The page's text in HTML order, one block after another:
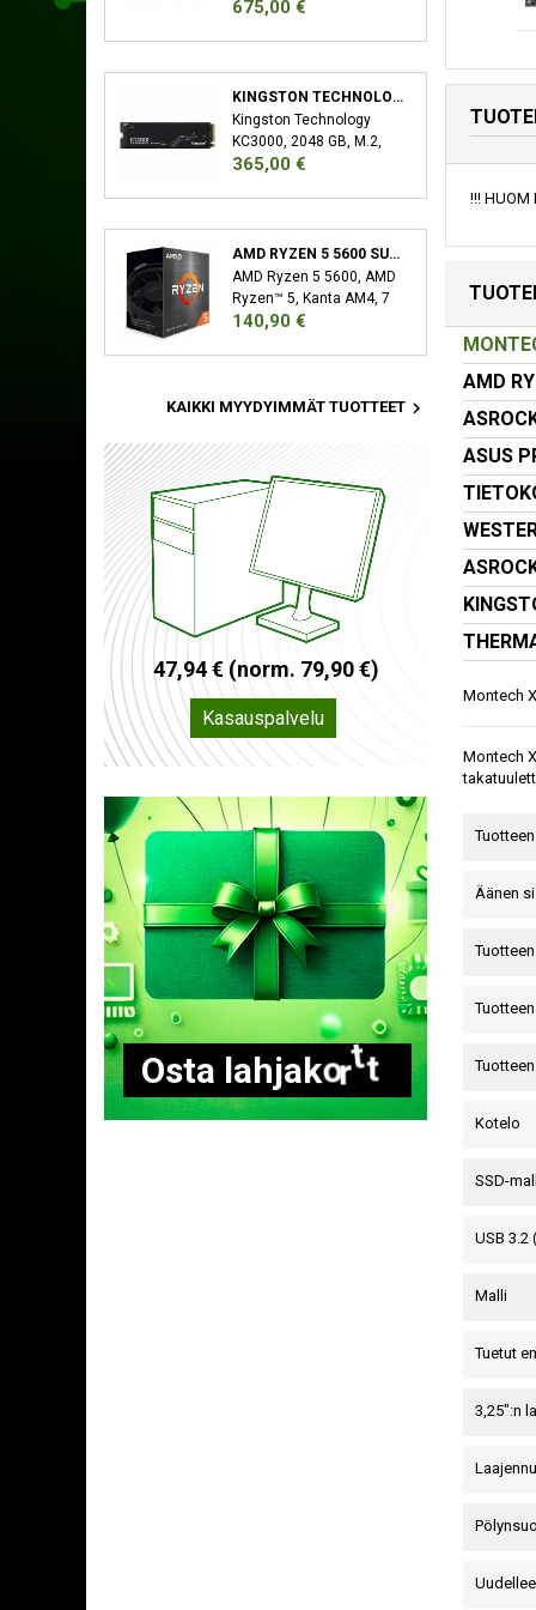
32 GB, 2 x 16 GB, DDR5,
Hinta
675,00 €
KINGSTON TECHNOLOGY KC3000 M.2 2048 GB PCI EXPRESS 4.0 3D TLC NVME
Kingston Technology
KC3000, 2048 GB, M.2,
7000 MB/s
Hinta
365,00 €
AMD RYZEN 5 5600 SUORITIN 3,5 GHZ 32 MB L3 LAATIKKO
AMD Ryzen 5 5600, AMD
Ryzen™ 5, Kanta AM4, 7
nm, AMD, 3,5 GHz, 4,4
Hinta
140,90 €
KAIKKI MYYDYIMMÄT TUOTTEET 
47,94€ (norm. 79,90€)
Kasauspalvelu
Osta lahjakortt
!!!
AMD
ASUS
Montech
Montech
Äänen
Kotelo
SSD-
USB 3.2
Malli
Tuetut
3,25":n